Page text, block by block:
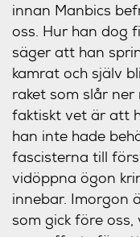
innan Manbics
oss. Hur han dog
säger att han
kamrat och själv
raket som slår
faktiskt vet är att
han inte hade
fascisterna till
vidöppna ögon
innebar. Imorgon
som gick före